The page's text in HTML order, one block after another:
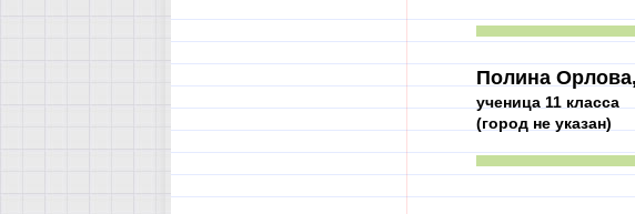
Полина Орлова,
ученица 11 класса
(город не указан)